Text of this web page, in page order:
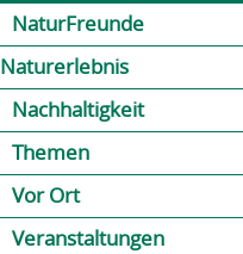
NaturFreunde
Naturerlebnis
Nachhaltigkeit
Themen
Vor Ort
Veranstaltungen